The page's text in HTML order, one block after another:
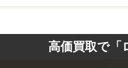
高価買取で「